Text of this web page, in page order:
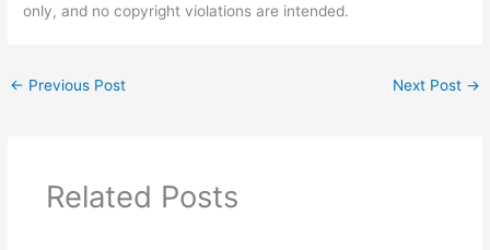
only, and no copyright violations are intended.
← Previous Post Next Post →
Related Posts